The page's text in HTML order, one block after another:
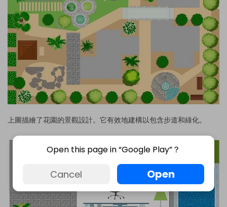
上圖描繪了花園的景觀設計。它有效地建構以包含步道和綠化。
Open this page in “Google Play”？
Cancel Open